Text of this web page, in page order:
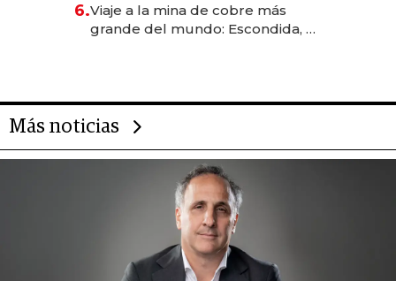
6.Viaje a la mina de cobre más
grande del mundo: Escondida, el
Más noticias